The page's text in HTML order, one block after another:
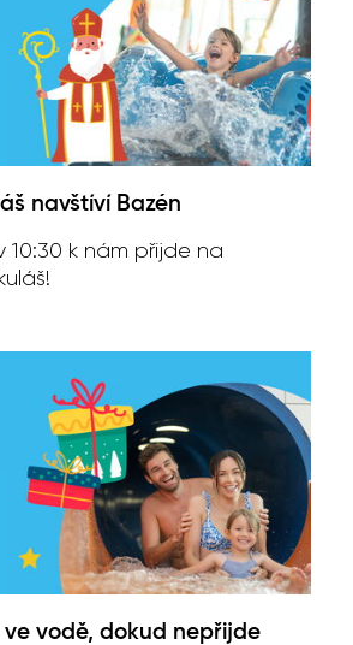
navštíví Bazén
10:30 k nám přijde na
vodě, dokud nepřijde